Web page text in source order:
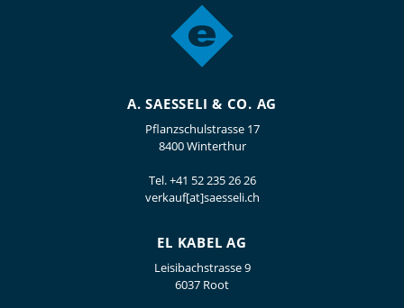
A. SAESSELI & CO. AG
Pflanzschulstrasse 17
8400 Winterthur
Tel.+41 52 235 26 26
verkauf[at]saesseli.ch
EL KABEL AG
Leisibachstrasse 9
6037 Root